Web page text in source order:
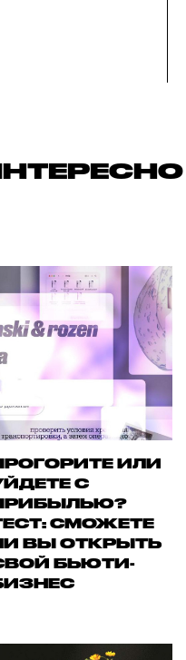
ИЛИ
С
СМОЖЕТЕ
ВЫ ОТКРЫТЬ
БЬЮТИ-